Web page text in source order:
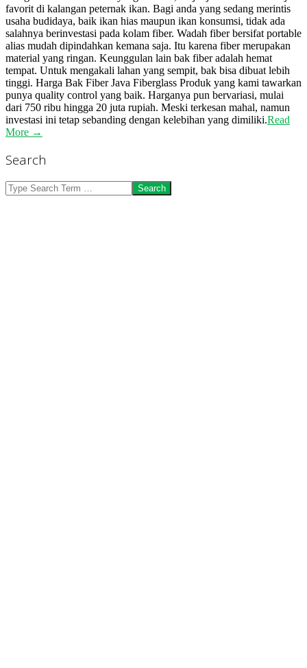
favorit di kalangan peternak ikan. Bagi anda yang sedang merintis
usaha budidaya, baik ikan hias maupun ikan konsumsi, tidak ada
salahnya berinvestasi pada kolam fiber. Wadah fiber bersifat portable
alias mudah dipindahkan kemana saja. Itu karena fiber merupakan
material yang ringan. Keunggulan lain bak fiber adalah hemat
tempat. Untuk mengakali lahan yang sempit, bak bisa dibuat lebih
tinggi. Harga Bak Fiber Java Fiberglass Produk yang kami tawarkan
punya quality control yang baik. Harganya pun bervariasi, mulai
dari 750 ribu hingga 20 juta rupiah. Meski terkesan mahal, namun
investasi ini tetap sebanding dengan kelebihan yang dimiliki.Read
More →
Search
Search